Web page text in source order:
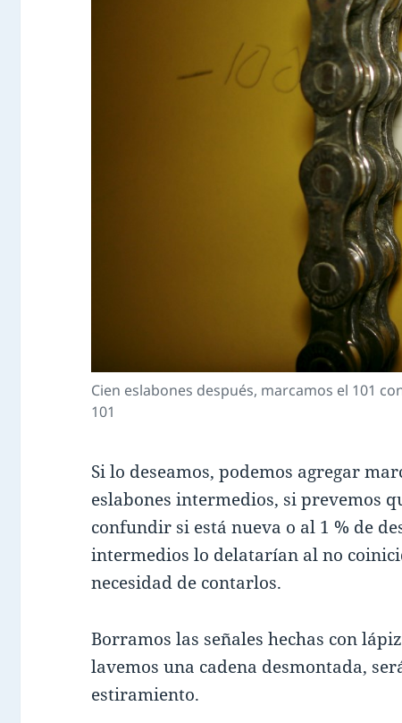
Cien eslabones después, marcamos el 101
101
Si lo deseamos, podemos agregar
eslabones intermedios, si prevemos
confundir si está nueva o al 1 % de
intermedios lo delatarían al no
necesidad de contarlos.
Borramos las señales hechas con
lavemos una cadena desmontada,
estiramiento.